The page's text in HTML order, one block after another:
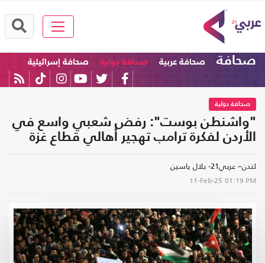
صحافة صحافة عربية صحافة دولية صحافة إسرائيلية
صحافة دولية
"واشنطن بوست": رفض شعبي واسع في
الأردن لفكرة ترامب تهجير أهالي قطاع غزة
لندن– عربي21- بلال ياسين
11-Feb-25 01:19 PM